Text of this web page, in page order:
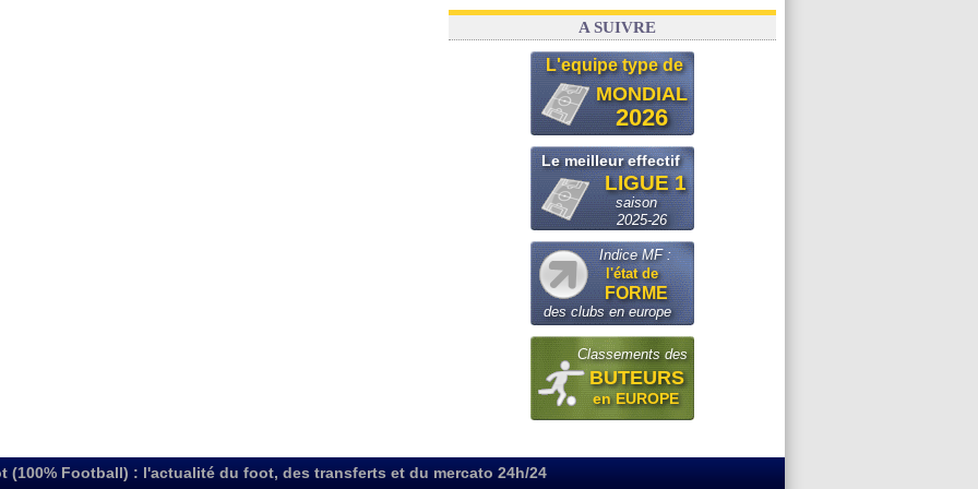
A SUIVRE
L'equipe type de
MONDIAL
2026
Le meilleur effectif
LIGUE 1
saison
2025-26
Indice MF :
l'état de
FORME
des clubs en europe
Classements des
BUTEURS
en EUROPE
(100% Football) : l'actualité du foot, des transferts et du mercato 24h/24